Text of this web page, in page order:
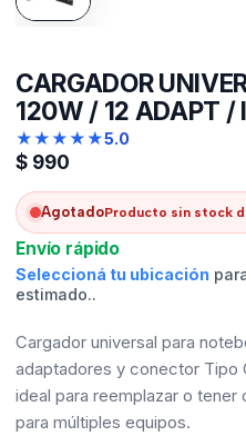
CARGADOR
120W / 12 ADAPT /
★★★★★5.0
$ 990
AgotadoProducto sin stock
Envío rápido
Seleccioná tu ubicación
estimado..
Cargador universal para
adaptadores y conector Tipo
ideal para reemplazar o
para múltiples equipos.